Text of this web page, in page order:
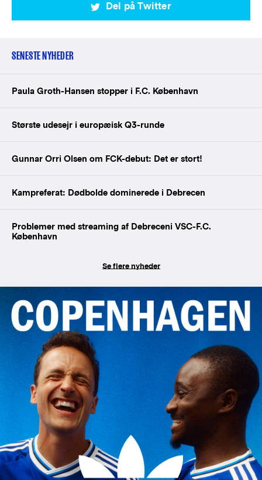
Del på Twitter
SENESTE NYHEDER
Paula Groth-Hansen stopper i F.C. København
Største udesejr i europæisk Q3-runde
Gunnar Orri Olsen om FCK-debut: Det er stort!
Kampreferat: Dødbolde dominerede i Debrecen
Problemer med streaming af Debreceni VSC-F.C.
København
Se flere nyheder